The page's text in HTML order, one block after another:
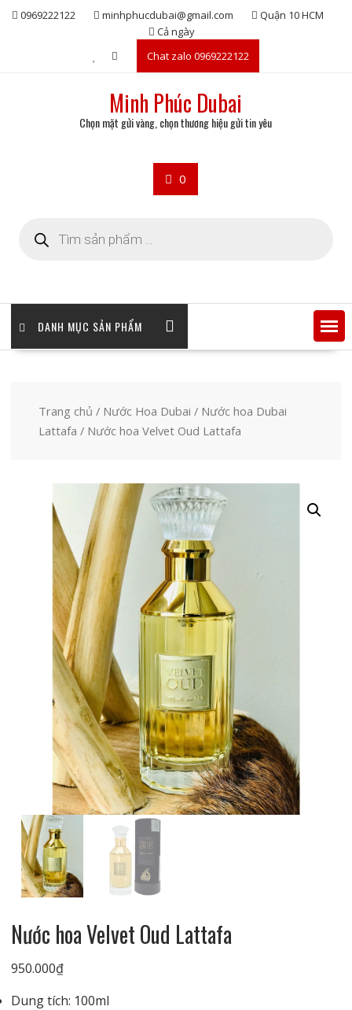
Skip0969222122 minhphucdubai@gmail.com
Quận 10 HCM
Cả ngày
Chat zalo 0969222122
Minh Phúc Dubai
Chọn mặt gửi vàng, chọn thương hiệu gửi tin yêu
0
kiếm
sản
DANH MỤC SẢN PHẨM
Trang chủ / Nước Hoa Dubai / Nước hoa Dubai
Lattafa / Nước hoa Velvet Oud Lattafa
Nước hoa Velvet Oud Lattafa
950.000₫
Dung tích: 100ml